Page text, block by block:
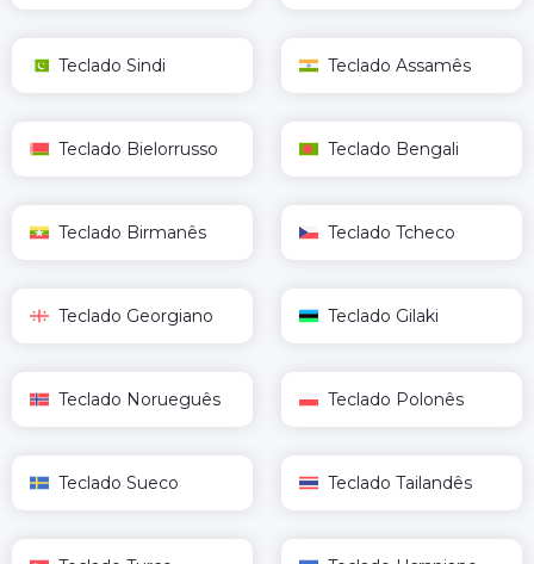
Teclado Sindi Teclado Assamês
Teclado Bielorrusso Teclado Bengali
Teclado Birmanês Teclado Tcheco
Teclado Georgiano Teclado Gilaki
Teclado Norueguês Teclado Polonês
Teclado Sueco Teclado Tailandês